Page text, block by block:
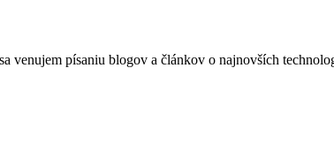
venujem písaniu blogov a článkov o najnovších